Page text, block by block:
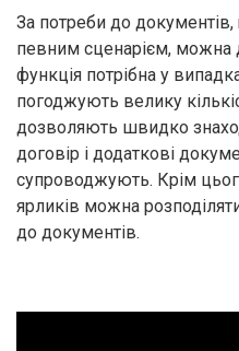
За потреби до
певним сценарієм, можна
функція потрібна у
погоджують велику
дозволяють швидко
договір і додаткові
супроводжують. Крім
ярликів можна
до документів.